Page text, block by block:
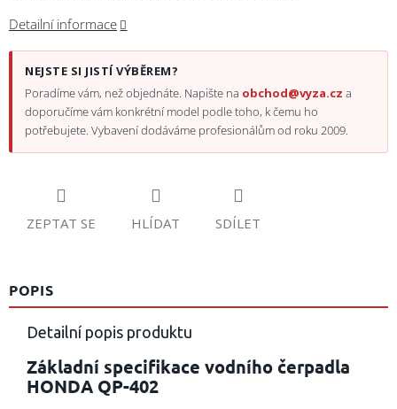
Detailní informace
NEJSTE SI JISTÍ VÝBĚREM?
Poradíme vám, než objednáte. Napište na obchod@vyza.cz a
doporučíme vám konkrétní model podle toho, k čemu ho
potřebujete. Vybavení dodáváme profesionálům od roku 2009.
ZEPTAT SE HLÍDAT SDÍLET
POPIS
Detailní popis produktu
Základní specifikace vodního čerpadla
HONDA QP-402